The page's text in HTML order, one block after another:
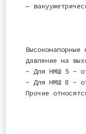
—
давление на
- Для НМШ 5 -
- Для НМШ 8 -
Прочие